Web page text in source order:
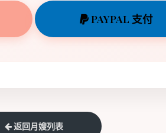
PAYPAL 支付
返回月嫂列表